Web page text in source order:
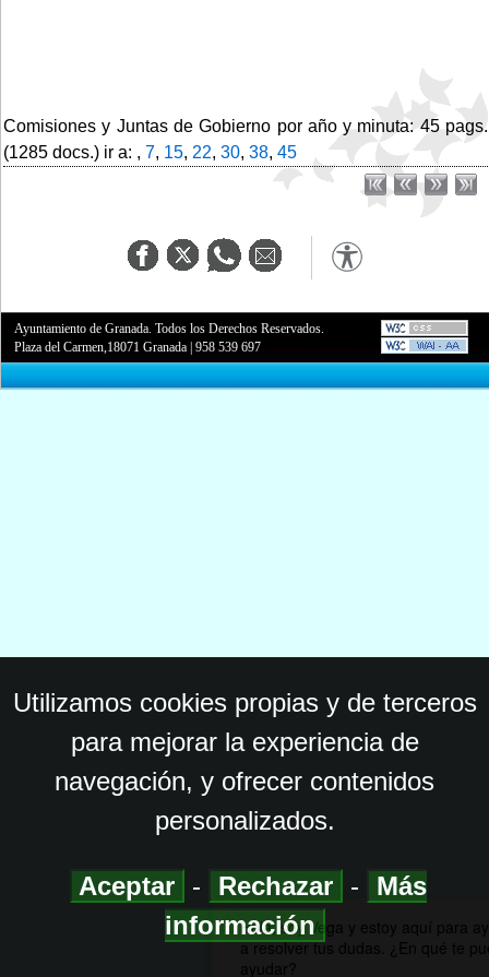
Comisiones y Juntas de Gobierno por año y minuta: 45 pags.
(1285 docs.) ir a: , 7, 15, 22, 30, 38, 45
Ayuntamiento de Granada. Todos los Derechos Reservados.
Plaza del Carmen,18071 Granada |958 539 697
Utilizamos cookies propias y de terceros
para mejorar la experiencia de
navegación, y ofrecer contenidos
personalizados.
Aceptar - Rechazar -
Más
información